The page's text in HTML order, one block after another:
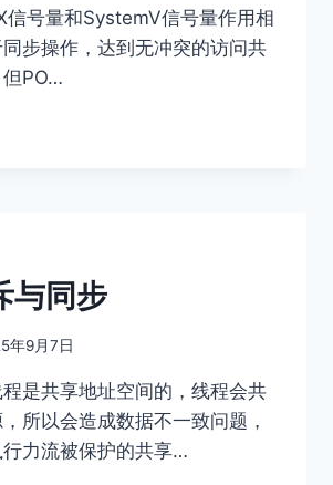
信号量和SystemV信号量作⽤相
步操作，达到⽆冲突的访问共
但PO…
与同步
年9月7日
是共享地址空间的，线程会共
所以会造成数据不一致问题，
力流被保护的共享…